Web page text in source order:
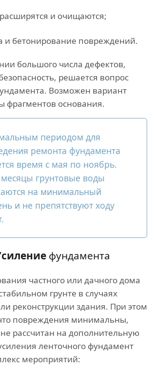
и очищаются;
и бетонирование повреждений.
большого числа дефектов,
решается вопрос
Возможен вариант
фрагментов основания.
периодом для
ремонта фундамента
время с мая по ноябрь.
месяцы грунтовые воды
на минимальный
и не препятствуют ходу
фундамента
частного или дачного дома
грунте в случаях
реконструкции здания. При этом
повреждения минимальны,
рассчитан на дополнительную
ленточного фундамент
мероприятий: